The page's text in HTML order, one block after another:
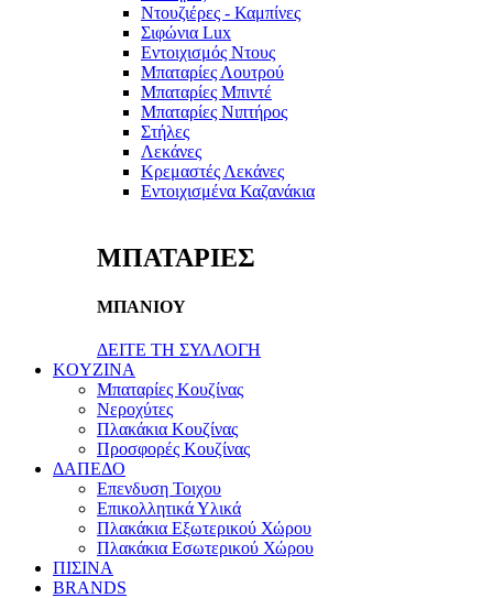
Ντουζιέρες - Καμπίνες
Σιφώνια Lux
Εντοιχισμός Ντους
Μπαταρίες Λουτρού
Μπαταρίες Μπιντέ
Μπαταρίες Νιπτήρος
Στήλες
Λεκάνες
Κρεμαστές Λεκάνες
Εντοιχισμένα Καζανάκια
ΜΠΑΤΑΡΙΕΣ
ΜΠΑΝΙΟΥ
ΔΕΙΤΕ ΤΗ ΣΥΛΛΟΓΗ
KOYZINA
Μπαταρίες Κουζίνας
Νεροχύτες
Πλακάκια Κουζίνας
Προσφορές Κουζίνας
ΔΑΠΕΔΟ
Επενδυση Τοιχου
Επικολλητικά Υλικά
Πλακάκια Εξωτερικού Χώρου
Πλακάκια Εσωτερικού Χώρου
ΠΙΣΙΝΑ
BRANDS